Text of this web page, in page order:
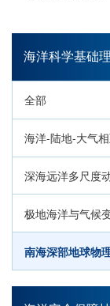
海洋科学基础
全部
海洋-陆地-大气
深海远洋多尺度
极地海洋与气候
南海深部地球物
深海生命与生态